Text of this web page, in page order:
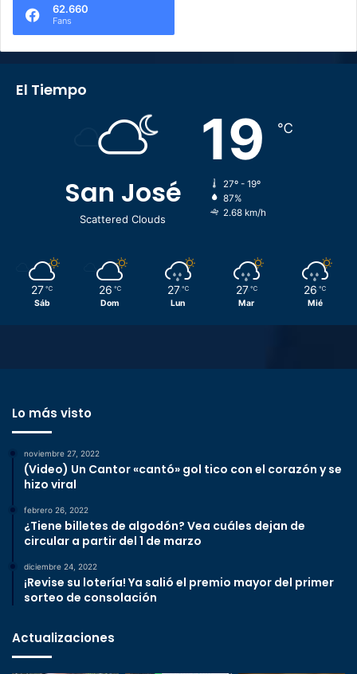
62.660
Fans
El Tiempo
San José
Scattered Clouds
19 ℃
27º - 19º
87%
2.68 km/h
27 ℃
Sáb
26 ℃
Dom
27 ℃
Lun
27 ℃
Mar
26 ℃
Mié
Lo más visto
noviembre 27, 2022
(Video) Un Cantor «cantó» gol tico con el corazón y se
hizo viral
febrero 26, 2022
¿Tiene billetes de algodón? Vea cuáles dejan de
circular a partir del 1 de marzo
diciembre 24, 2022
¡Revise su lotería! Ya salió el premio mayor del primer
sorteo de consolación
Actualizaciones